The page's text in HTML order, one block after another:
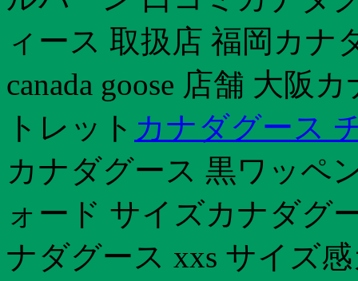
ィース 取扱店 福岡カナ
canada goose 店舗 大阪
トレット カナダグース
カナダグース 黒ワッペ
ォード サイズカナダグ
ナダグース xxs サイズ